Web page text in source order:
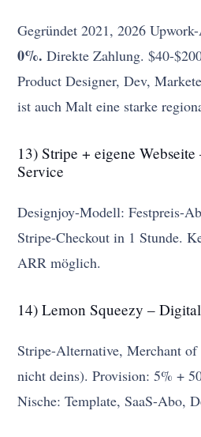
Gegründet 2021, 2026
0%. Direkte Zahlung. $40-
Product Designer, Dev,
ist auch Malt eine starke
13) Stripe + eigene
Service
Designjoy-Modell: Festpreis-
Stripe-Checkout in 1 Stunde.
ARR möglich.
14) Lemon Squeezy –
Stripe-Alternative, Merchant of
nicht deins). Provision: 5% +
Nische: Template, SaaS-Abo,